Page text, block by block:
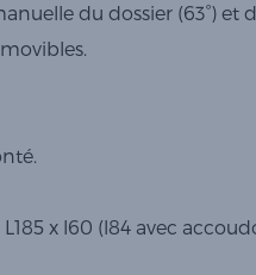
du dossier (63°) et
x l60 (l84 avec